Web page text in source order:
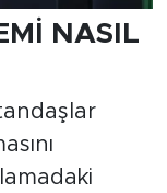
NASIL